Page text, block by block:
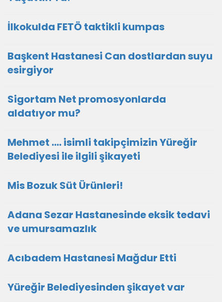
İlkokulda FETÖ taktikli kumpas
Başkent Hastanesi Can dostlardan suyu
esirgiyor
Sigortam Net promosyonlarda
aldatıyor mu?
Mehmet .... isimli takipçimizin Yüreğir
Belediyesi ile ilgili şikayeti
Mis Bozuk Süt Ürünleri!
Adana Sezar Hastanesinde eksik tedavi
ve umursamazlık
Acıbadem Hastanesi Mağdur Etti
Yüreğir Belediyesinden şikayet var